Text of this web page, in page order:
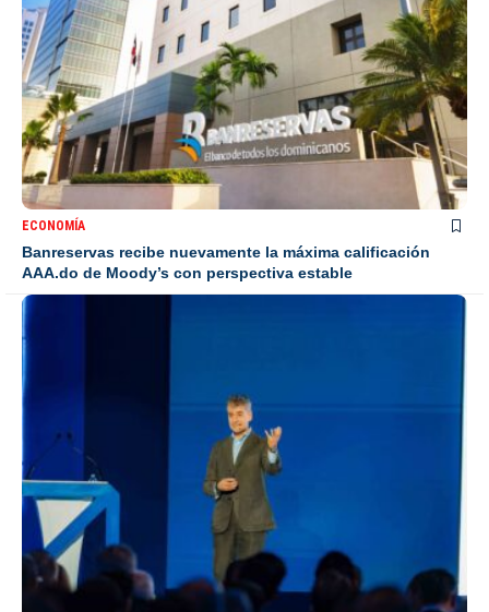
ECONOMÍA
Banreservas recibe nuevamente la máxima calificación
AAA.do de Moody’s con perspectiva estable